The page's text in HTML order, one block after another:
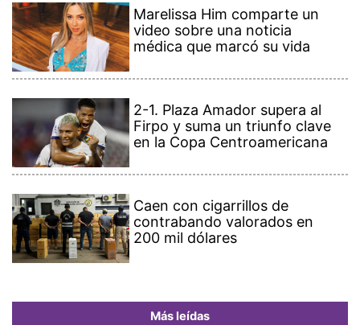
Marelissa Him comparte un
video sobre una noticia
médica que marcó su vida
2-1. Plaza Amador supera al
Firpo y suma un triunfo clave
en la Copa Centroamericana
Caen con cigarrillos de
contrabando valorados en
200 mil dólares
Más leídas